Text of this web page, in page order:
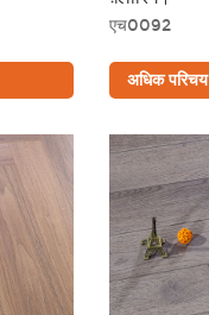
एच0092
अधिक परिचय